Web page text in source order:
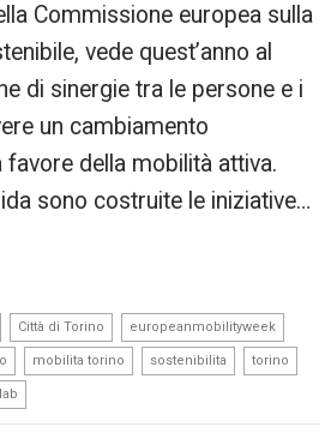
Commissione europea sulla
vede quest’anno al
di sinergie tra le persone e i
un cambiamento
della mobilità attiva.
sono costruite le iniziative…
Città di Torino europeanmobilityweek
mobilita torino sostenibilita torino